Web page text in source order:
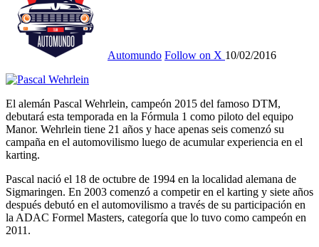
Automundo Follow on X 10/02/2016
El alemán Pascal Wehrlein, campeón 2015 del famoso DTM,
debutará esta temporada en la Fórmula 1 como piloto del equipo
Manor. Wehrlein tiene 21 años y hace apenas seis comenzó su
campaña en el automovilismo luego de acumular experiencia en el
karting.
Pascal nació el 18 de octubre de 1994 en la localidad alemana de
Sigmaringen. En 2003 comenzó a competir en el karting y siete años
después debutó en el automovilismo a través de su participación en
la ADAC Formel Masters, categoría que lo tuvo como campeón en
2011.